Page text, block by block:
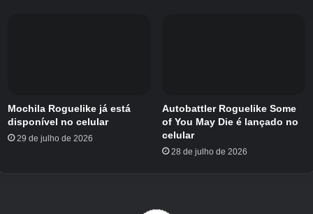
2026 será o ano de renascimento
de “Inazuma Eleven”
Mochila Roguelike já está
disponível no celular
29 de julho de 2026
Autobattler Roguelike Some
of You May Die é lançado no
celular
28 de julho de 2026